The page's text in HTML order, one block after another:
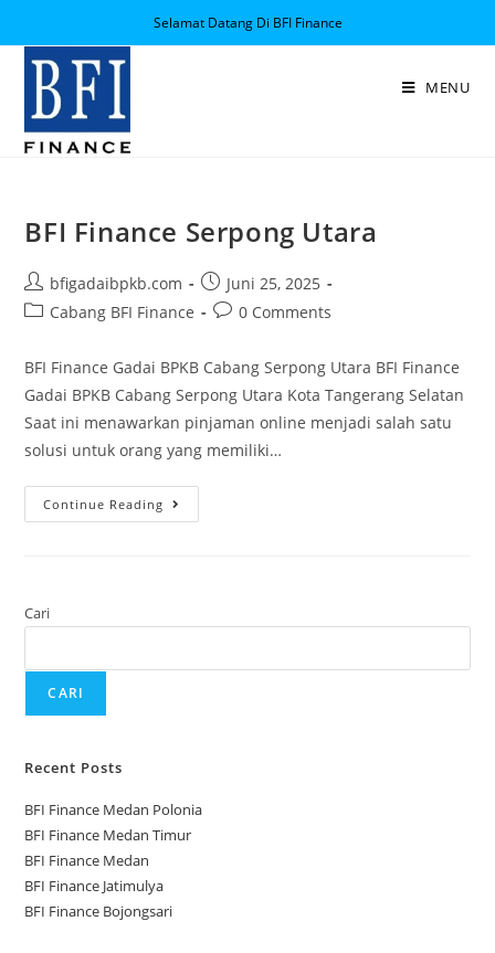
Selamat Datang Di BFI Finance
MENU
BFI Finance Serpong Utara
bfigadaibpkb.com
Juni 25, 2025
Cabang BFI Finance
0 Comments
BFI Finance Gadai BPKB Cabang Serpong Utara BFI Finance
Gadai BPKB Cabang Serpong Utara Kota Tangerang Selatan
Saat ini menawarkan pinjaman online menjadi salah satu
solusi untuk orang yang memiliki…
Continue Reading
Cari
CARI
Recent Posts
BFI Finance Medan Polonia
BFI Finance Medan Timur
BFI Finance Medan
BFI Finance Jatimulya
BFI Finance Bojongsari